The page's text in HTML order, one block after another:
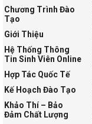
Chương Trình Đào
Tạo
Giới Thiệu
Hệ Thống Thông
Tin Sinh Viên Online
Hợp Tác Quốc Tế
Kế Hoạch Đào Tạo
Khảo Thí – Bảo
Đảm Chất Lượng